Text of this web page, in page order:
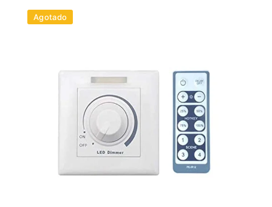
Agotado